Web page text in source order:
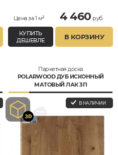
Цена за 1 м² 4 460 руб.
КУПИТЬ
ДЕШЕВЛЕ
В КОРЗИНУ
Паркетная доска
POLARWOOD ДУБ ИСКОННЫЙ
МАТОВЫЙ ЛАК 3П
В НАЛИЧИИ